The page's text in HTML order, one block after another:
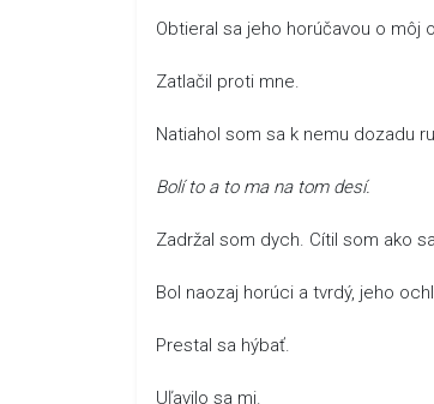
Obtieral sa jeho horúčavou o môj
Zatlačil proti mne.
Natiahol som sa k nemu dozadu
Bolí to a to ma na tom desí.
Zadržal som dych. Cítil som ako
Bol naozaj horúci a tvrdý, jeho
Prestal sa hýbať.
Uľavilo sa mi.